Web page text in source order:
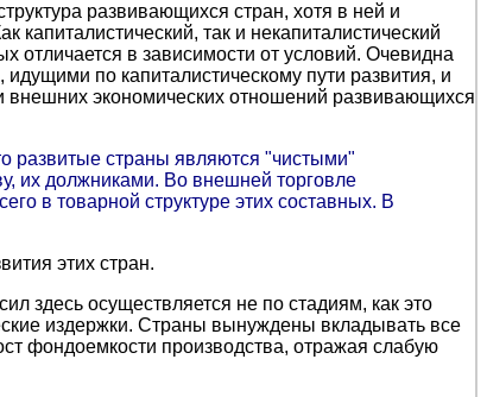
развивающихся стран, хотя в ней и
капиталистический, так и некапиталистический
в зависимости от условий. Очевидна
по капиталистическому пути развития, и
внешних экономических отношений развивающихся
развитые страны являются "чистыми"
их должниками. Во внешней торговле
в товарной структуре этих составных. В
этих стран.
здесь осуществляется не по стадиям, как это
издержки. Страны вынуждены вкладывать все
фондоемкости производства, отражая слабую